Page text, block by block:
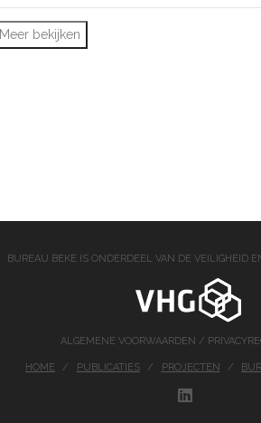
Meer bekijken
BUREAU BEKE IS ONDERDEEL VAN DE VEILIGHEID
ALGEMENE VOORWAARDEN /
HOME PUBLICATIES PROJECTEN